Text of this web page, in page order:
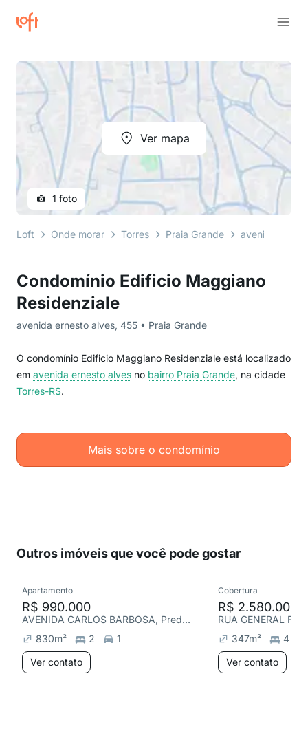
Condomínio Edificio Maggiano
Residenziale
avenida ernesto alves, 455 • Praia Grande
O condomínio Edificio Maggiano Residenziale está localizado
em avenida ernesto alves no bairro Praia Grande, na cidade
Torres-RS.
Mais sobre o condomínio
Ver mapa
1 foto
Loft Onde morar Torres Praia Grande avenida
Outros imóveis que você pode gostar
Apartamento
R$ 990.000
AVENIDA CARLOS BARBOSA, Predial
830m² 2
1
Ver contato
Cobertura
R$ 2.580.000
347m²
4
Ver contato